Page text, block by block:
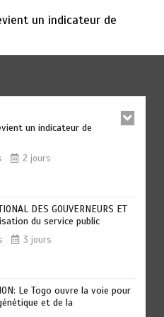
un indicateur de
un indicateur de
2 jours
DES GOUVERNEURS ET
du service public
3 jours
Le Togo ouvre la voie pour
et de la